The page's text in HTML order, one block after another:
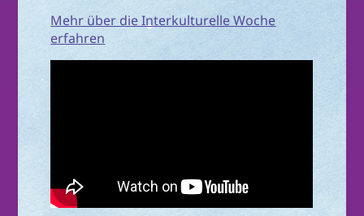
Mehr über die Interkulturelle Woche
erfahren